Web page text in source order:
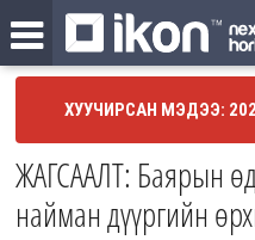
ХУУЧИРСАН МЭДЭЭ:
ЖАГСААЛТ: Баярын
найман дүүргийн